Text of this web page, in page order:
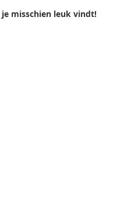
misschien leuk vindt!